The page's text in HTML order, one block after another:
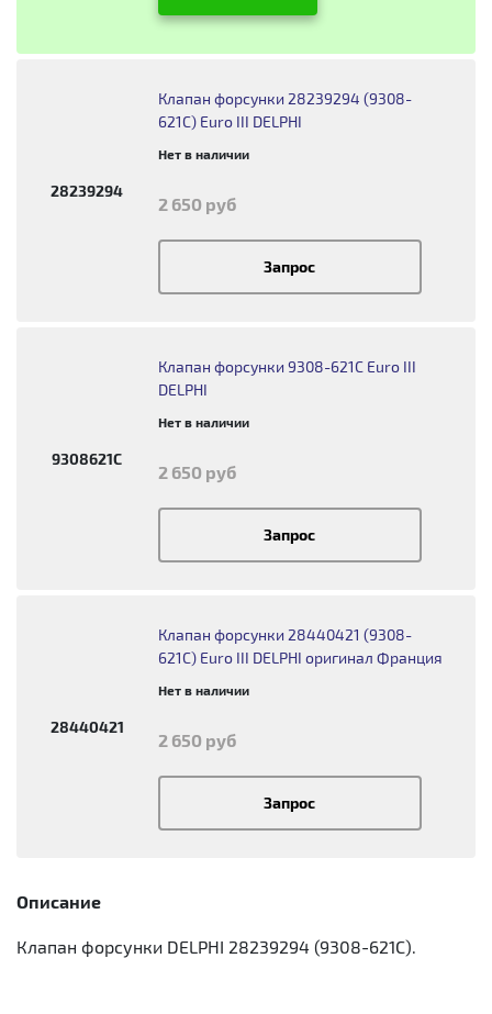
28239294
Клапан форсунки 28239294 (9308-
621C) Euro III DELPHI
Нет в наличии
2 650 руб
Запрос
9308621C
Клапан форсунки 9308-621C Euro III
DELPHI
Нет в наличии
2 650 руб
Запрос
28440421
Клапан форсунки 28440421 (9308-
621C) Euro III DELPHI оригинал Франция
Нет в наличии
2 650 руб
Запрос
Описание
Клапан форсунки DELPHI 28239294 (9308-621C).